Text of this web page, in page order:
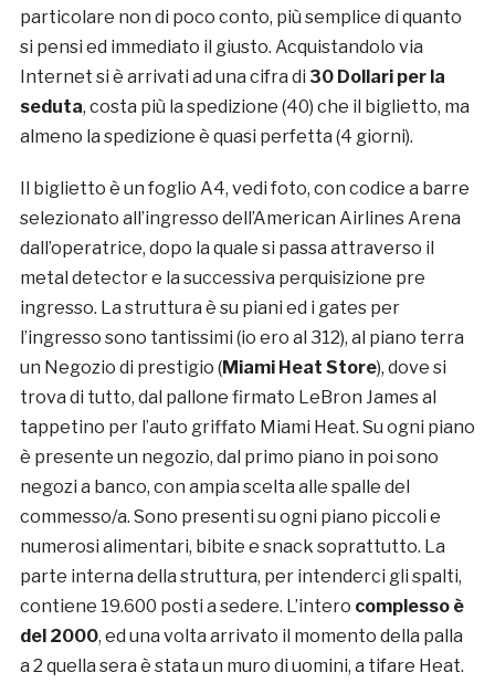
particolare non di poco conto, più semplice di quanto
si pensi ed immediato il giusto. Acquistandolo via
Internet si è arrivati ad una cifra di 30 Dollari per la
seduta, costa più la spedizione (40) che il biglietto, ma
almeno la spedizione è quasi perfetta (4 giorni).
Il biglietto è un foglio A4, vedi foto, con codice a barre
selezionato all’ingresso dell’American Airlines Arena
dall’operatrice, dopo la quale si passa attraverso il
metal detector e la successiva perquisizione pre
ingresso. La struttura è su piani ed i gates per
l’ingresso sono tantissimi (io ero al 312), al piano terra
un Negozio di prestigio (Miami Heat Store), dove si
trova di tutto, dal pallone firmato LeBron James al
tappetino per l’auto griffato Miami Heat. Su ogni piano
è presente un negozio, dal primo piano in poi sono
negozi a banco, con ampia scelta alle spalle del
commesso/a. Sono presenti su ogni piano piccoli e
numerosi alimentari, bibite e snack soprattutto. La
parte interna della struttura, per intenderci gli spalti,
contiene 19.600 posti a sedere. L’intero complesso è
del 2000, ed una volta arrivato il momento della palla
a 2 quella sera è stata un muro di uomini, a tifare Heat.